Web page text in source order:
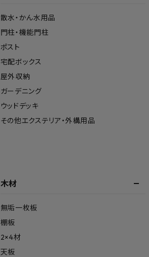
散水・かん水用品
門柱・機能門柱
ポスト
宅配ボックス
屋外収納
ガーデニング
ウッドデッキ
その他エクステリア・外構用品
木材
無垢一枚板
棚板
2×4材
天板